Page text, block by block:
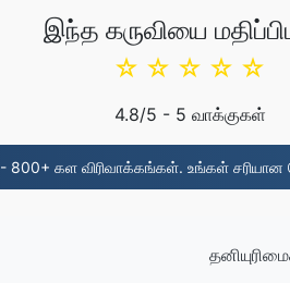
இந்த கருவியை
☆
☆
☆
☆
☆
4.8/5 - 5 வாக்குகள்
- 800+ கள விரிவாக்கங்கள். உங்கள் சரியான